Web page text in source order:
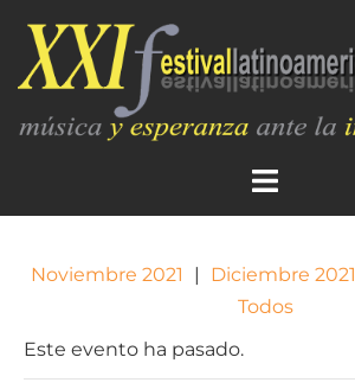
Noviembre 2021 | Diciembre 2021
Todos
Este evento ha pasado.